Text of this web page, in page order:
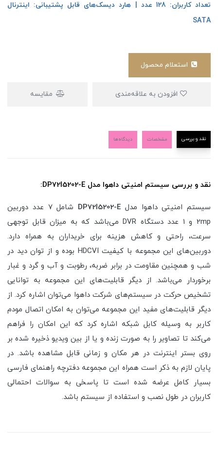
تعداد کاربران: 128 عدد | هارد دیسک‌های قابل پشتیبانی: اینترنال
SATA
مقایسه
نقد و بررسی مشخصات دیدگاه‌ها
نقد و بررسی سیستم امنیتی داهوا مدل DP72I5202-E:
سیستم امنیتی داهوا مدل
شامل 7 عدد دوربین
2mp و 1 عدد دستگاه DVR می‌باشد که به میزان قابل توجهی
سرعت، راحتی و کاهش هزینه برای خریداران به همراه دارد.
دوربین‌های این مجموعه با کیفیت HDCVI بوده و از توان دید در
شب و همچنین مقاومت در برابر ضربه، رطوبت و آب و گرد و غبار
برخوردار می‌باشد. از دیگر قابلیت‌های این مجموعه به توانایی
تشخیص حرکت در سیستم‌های شرکت داهوا می‌توان اشاره کرد. از
دیگر قابلیت‌های مفید این مجموعه می‌توان به امکان اتصال مودم
کاربر به وسیله کابل شبکه اشاره کرد که این امکان را فراهم
می‌کند تا تصاویر را به صورت زنده و یا از بین ویدیو ذخیره شده بر
روی بستر اینترنت در هر مکان و زمانی قابل مشاهده باشد. در
پایان لازم به ذکر است همراه این مجموعه دفترچه راهنمای فارسی
بسیار کامل عرضه شده است تا پاسخی به سوالات احتمالی
کاربران در طول نصب و استفاده از سیستم باشد.